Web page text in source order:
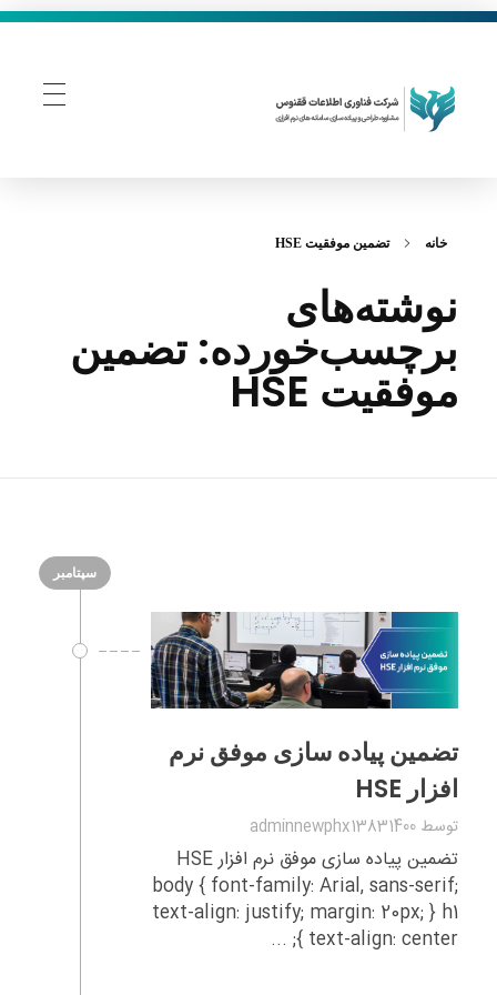
خانه تضمین موفقیت HSE
نوشته‌های
برچسب‌خورده: تضمین
موفقیت HSE
سپتامبر
تضمین پیاده‌ سازی موفق نرم‌
افزار HSE
توسط adminnewphx13831400
تضمین پیاده‌ سازی موفق نرم‌ افزار HSE
body { font-family: Arial, sans-serif;
text-align: justify; margin: 20px; } h1
{ text-align: center; ...